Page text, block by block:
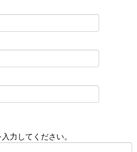
力してください。